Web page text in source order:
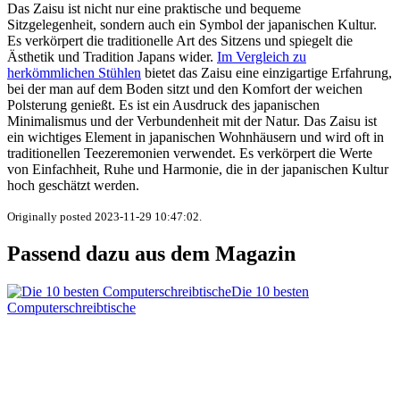
Das Zaisu ist nicht nur eine praktische und bequeme
Sitzgelegenheit, sondern auch ein Symbol der japanischen Kultur.
Es verkörpert die traditionelle Art des Sitzens und spiegelt die
Ästhetik und Tradition Japans wider. Im Vergleich zu
herkömmlichen Stühlen bietet das Zaisu eine einzigartige Erfahrung,
bei der man auf dem Boden sitzt und den Komfort der weichen
Polsterung genießt. Es ist ein Ausdruck des japanischen
Minimalismus und der Verbundenheit mit der Natur. Das Zaisu ist
ein wichtiges Element in japanischen Wohnhäusern und wird oft in
traditionellen Teezeremonien verwendet. Es verkörpert die Werte
von Einfachheit, Ruhe und Harmonie, die in der japanischen Kultur
hoch geschätzt werden.
Originally posted 2023-11-29 10:47:02.
Passend dazu aus dem Magazin
Die 10 besten
Computerschreibtische